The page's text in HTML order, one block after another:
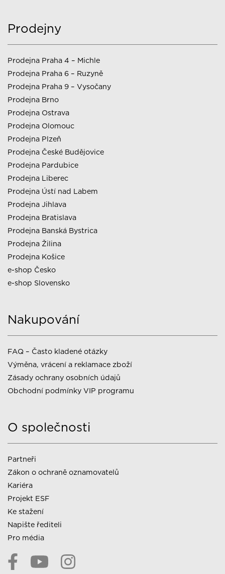
Prodejny
Prodejna Praha 4 – Michle
Prodejna Praha 6 – Ruzyně
Prodejna Praha 9 – Vysočany
Prodejna Brno
Prodejna Ostrava
Prodejna Olomouc
Prodejna Plzeň
Prodejna České Budějovice
Prodejna Pardubice
Prodejna Liberec
Prodejna Ústí nad Labem
Prodejna Jihlava
Prodejna Bratislava
Prodejna Banská Bystrica
Prodejna Žilina
Prodejna Košice
e-shop Česko
e-shop Slovensko
Nakupování
FAQ – Často kladené otázky
Výměna, vrácení a reklamace zboží
Zásady ochrany osobních údajů
Obchodní podmínky VIP programu
O společnosti
Partneři
Zákon o ochraně oznamovatelů
Kariéra
Projekt ESF
Ke stažení
Napište řediteli
Pro média